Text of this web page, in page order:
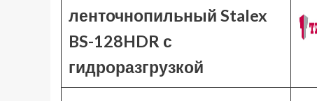
ленточнопильный Stalex
BS-128HDR с
гидроразгрузкой